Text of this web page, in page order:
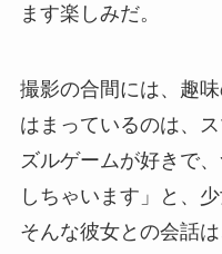
ます楽しみだ。
撮影の合間には、趣
はまっているのは、
ズルゲームが好きで
しちゃいます」と、
そんな彼女との会話